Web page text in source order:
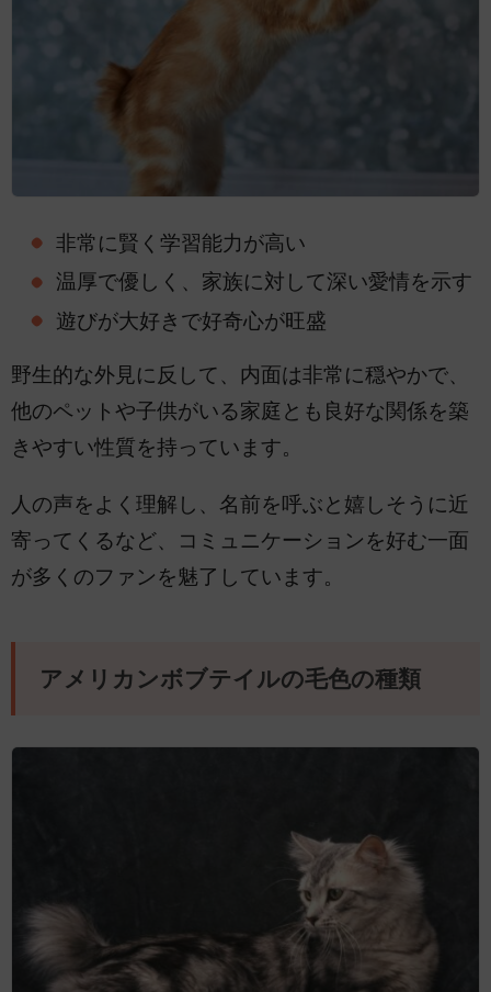
非常に賢く学習能力が高い
温厚で優しく、家族に対して深い愛情を示す
遊びが大好きで好奇心が旺盛
野生的な外見に反して、内面は非常に穏やかで、
他のペットや子供がいる家庭とも良好な関係を築
きやすい性質を持っています。
人の声をよく理解し、名前を呼ぶと嬉しそうに近
寄ってくるなど、コミュニケーションを好む一面
が多くのファンを魅了しています。
アメリカンボブテイルの毛色の種類